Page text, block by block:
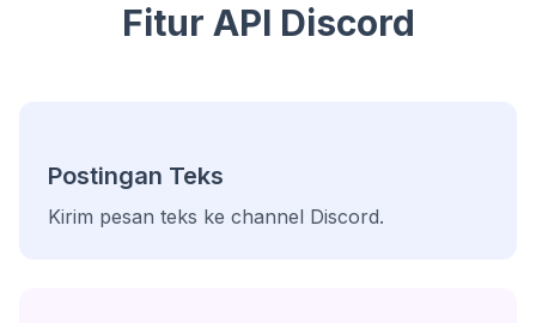
Fitur API Discord
Postingan Teks
Kirim pesan teks ke channel Discord.